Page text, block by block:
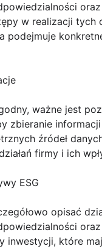
w realizacji tych
podejmuje
ważne jest
zbieranie
źródeł
firmy i ich
ESG
opisać
inwestycji, które